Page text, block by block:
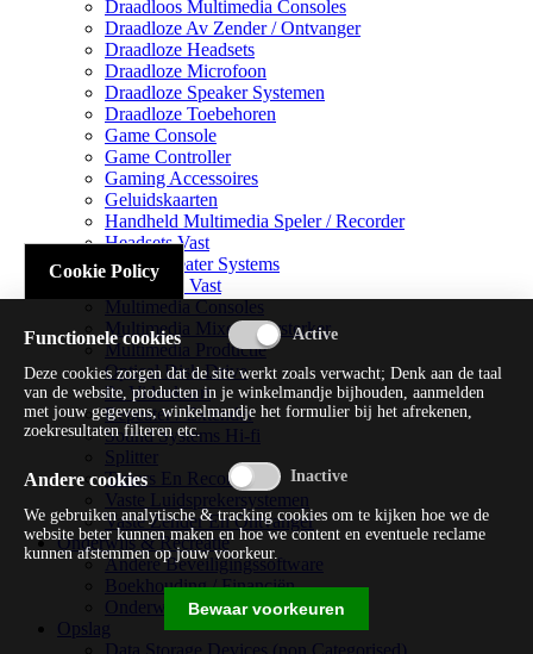
Draadloos Multimedia Consoles
Draadloze Av Zender / Ontvanger
Draadloze Headsets
Draadloze Microfoon
Draadloze Speaker Systemen
Draadloze Toebehoren
Game Console
Game Controller
Gaming Accessoires
Geluidskaarten
Handheld Multimedia Speler / Recorder
Headsets Vast
Home Theater Systems
Microfoon Vast
Multimedia Consoles
Multimedia Mixer / Versterker
Multimedia Productie
Optical Disk Drive
Pc Videokaart
Repeater / Extender
Sound Systems Hi-fi
Splitter
Tuners En Recorders
Vaste Luidsprekersystemen
Vaste Zender En Ontvanger
Onderwijs & Recreatie
Andere Beveiligingssoftware
Boekhouding / Financiën
Onderwijs En Wetenschappelijk
Opslag
Cookie Policy
Functionele cookies
Deze cookies zorgen dat de site werkt zoals verwacht; Denk aan de taal
van de website, producten in je winkelmandje bijhouden, aanmelden
met jouw gegevens, winkelmandje het formulier bij het afrekenen,
zoekresultaten filteren etc.
Andere cookies
We gebruiken analytische & tracking cookies om te kijken hoe we de
website beter kunnen maken en hoe we content en eventuele reclame
kunnen afstemmen op jouw voorkeur.
Bewaar voorkeuren